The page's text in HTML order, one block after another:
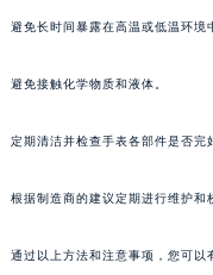
避免长时间暴露在高温或低温环境
避免接触化学物质和液体。
定期清洁并检查手表各部件是否完
根据制造商的建议定期进行维护和
通过以上方法和注意事项，您可以